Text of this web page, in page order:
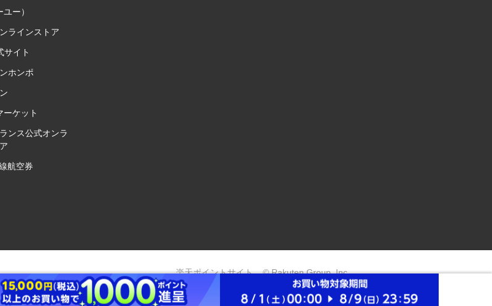
ー）
ラインストア
サイト
ホンポ
ーケット
ンス公式オンラ
航空券
楽天ポイントサイト © Rakuten Group, Inc.